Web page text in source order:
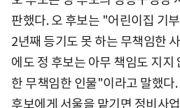
판했다. 오 후보는 "어린이집 기
2년째 등기도 못 하는 무책임한
에도 정 후보는 아무 책임도 지지
한 무책임한 인물"이라고 말했다
후보에게 서울을 맡기면 정비사